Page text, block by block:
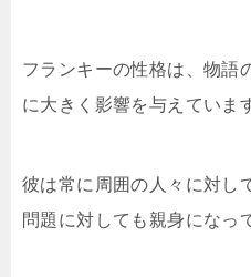
フランキーの性格は、物語
に大きく影響を与えていま
彼は常に周囲の人々に対し
問題に対しても親身になっ